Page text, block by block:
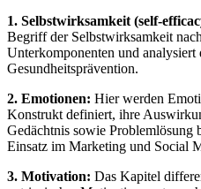
1. Selbstwirksamkeit (self-
Begriff der Selbstwirksamkeit
Unterkomponenten und
Gesundheitsprävention.
2. Emotionen: Hier werden
Konstrukt definiert, ihre
Gedächtnis sowie Problemlösung
Einsatz im Marketing und Social
3. Motivation: Das Kapitel